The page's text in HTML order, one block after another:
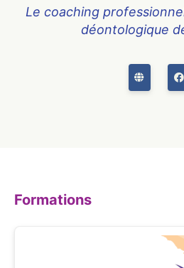
Le coaching
déontologique
Formations